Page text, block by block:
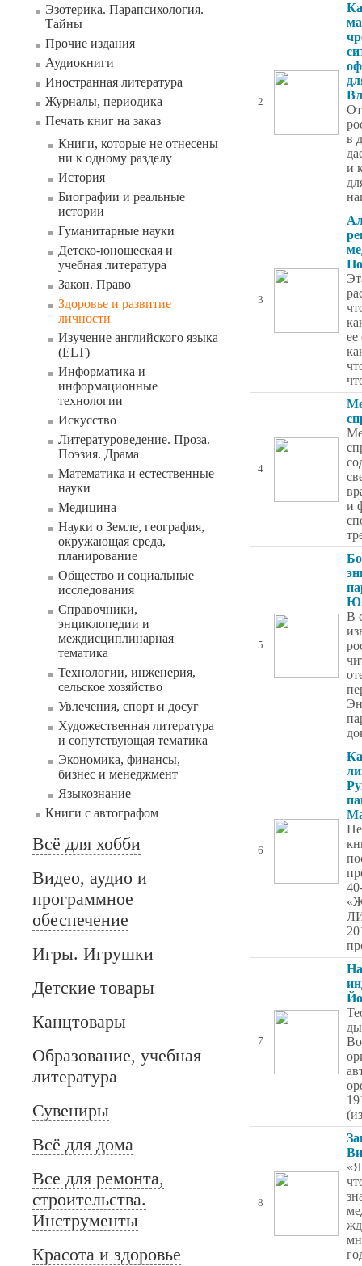
Эзотерика. Парапсихология.
Тайны
Прочие издания
Аудиокниги
Иностранная литература
Журналы, периодика
Печать книг на заказ
Книги, которые не отнесены
ни к одному разделу
История
Биографии и реальные
истории
Гуманитарные науки
Детско-юношеская и
учебная литература
Закон. Право
Здоровье и развитие
личности
Изучение английского языка
(ELT)
Информатика и
информационные
технологии
Искусство
Литературоведение. Проза.
Поэзия. Драма
Математика и естественные
науки
Медицина
Науки о Земле, география,
окружающая среда,
планирование
Общество и социальные
исследования
Справочники,
энциклопедии и
междисциплинарная
тематика
Технологии, инженерия,
сельское хозяйство
Увлечения, спорт и досуг
Художественная литература
и сопутствующая тематика
Экономика, финансы,
бизнес и менеджмент
Языкознание
Книги с автографом
Всё для хобби
Видео, аудио и
программное
обеспечение
Игры. Игрушки
Детские товары
Канцтовары
Образование, учебная
литература
Сувениры
Всё для дома
Все для ремонта,
строительства.
Инструменты
Красота и здоровье
2
в
и
3
ее
4
и
5
Ю.
В
6
7
8